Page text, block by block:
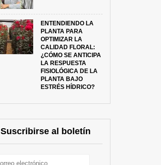
ENTENDIENDO LA
PLANTA PARA
OPTIMIZAR LA
CALIDAD FLORAL:
¿CÓMO SE ANTICIPA
LA RESPUESTA
FISIOLÓGICA DE LA
PLANTA BAJO
ESTRÉS HÍDRICO?
Suscribirse al boletín